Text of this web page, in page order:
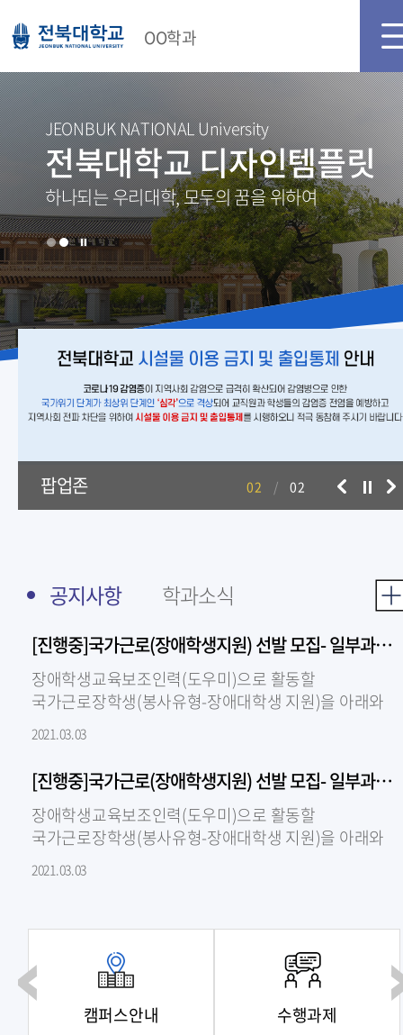
OO학과
JEONBUK NATIONAL University
전북대학교 디자인템플릿
하나되는 우리대학, 모두의 꿈을 위하여
팝업존 02 / 02
[진행중]국가근로(장애학생지원) 선발 모집- 일부과목 선발완료
장애학생교육보조인력(도우미)으로 활동할
국가근로장학생(봉사유형-장애대학생 지원)을 아래와
같이 모집 중이니, 지원가능한 과목이 있는 학생은
센터로 연락..
2021.03.03
[진행중]국가근로(장애학생지원) 선발 모집- 일부과목 선발완료
장애학생교육보조인력(도우미)으로 활동할
국가근로장학생(봉사유형-장애대학생 지원)을 아래와
같이 모집 중이니, 지원가능한 과목이 있는 학생은
센터로 연락..
2021.03.03
캠퍼스안내 수행과제